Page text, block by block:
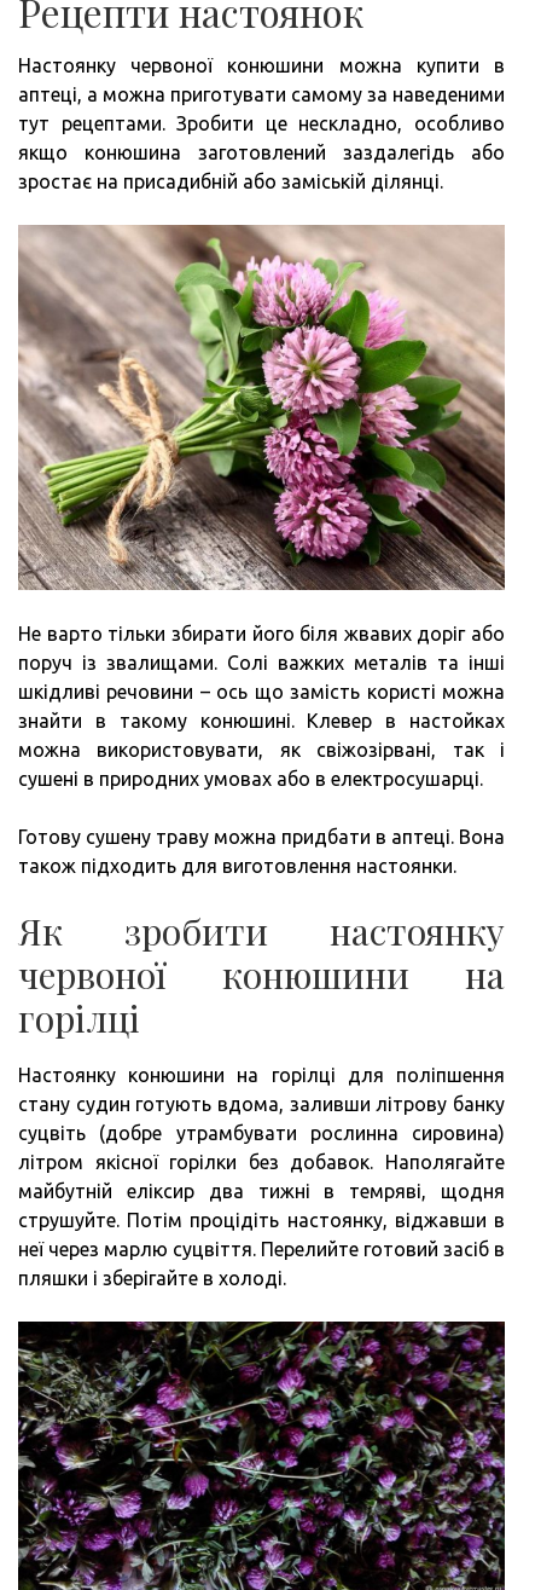
Рецепти настоянок
Настоянку червоної конюшини можна купити в
аптеці, а можна приготувати самому за наведеними
тут рецептами. Зробити це нескладно, особливо
якщо конюшина заготовлений заздалегідь або
зростає на присадибній або заміській ділянці.
Не варто тільки збирати його біля жвавих доріг або
поруч із звалищами. Солі важких металів та інші
шкідливі речовини – ось що замість користі можна
знайти в такому конюшині. Клевер в настойках
можна використовувати, як свіжозірвані, так і
сушені в природних умовах або в електросушарці.
Готову сушену траву можна придбати в аптеці. Вона
також підходить для виготовлення настоянки.
Як зробити настоянку
червоної конюшини на
горілці
Настоянку конюшини на горілці для поліпшення
стану судин готують вдома, заливши літрову банку
суцвіть (добре утрамбувати рослинна сировина)
літром якісної горілки без добавок. Наполягайте
майбутній еліксир два тижні в темряві, щодня
струшуйте. Потім процідіть настоянку, віджавши в
неї через марлю суцвіття. Перелийте готовий засіб в
пляшки і зберігайте в холоді.